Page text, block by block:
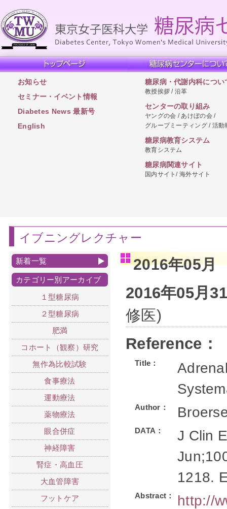
お知らせ
セミナー・イベント情報
Diabetes News 最新号
English
糖尿病・代謝内科につい
教授挨拶 / 沿革
センターの取り組み
ヤングの会 / あけぼの会 /
グループミーティング / 活動
糖尿病教育システム
教育システム
糖尿病関連サイト
国内サイト/ 海外サイト
イブニングレクチャー
2016年05月
2016年05月
修医)
Reference：
Title：
Author：
DATA：
J Clin
1218.
Abstract： http://
新着一覧
カテゴリー別アーカイブ
１型糖尿病
２型糖尿病
肥満
コホート（観察）研究
無作為比較試験
食事療法
運動療法
薬物療法
眼合併症
神経障害
腎症・高血圧
大血管障害
フットケア